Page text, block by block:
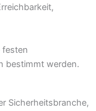
festen
bestimmt werden.
Sicherheitsbranche,